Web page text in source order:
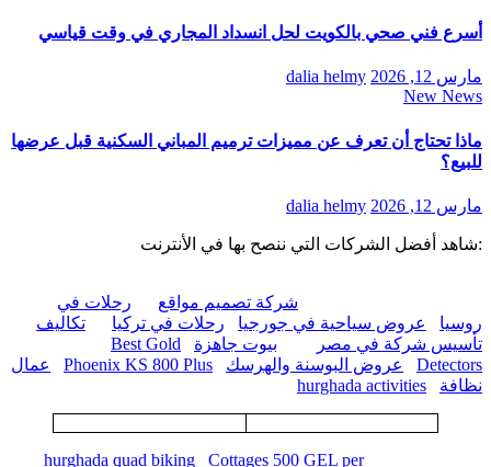
أسرع فني صحي بالكويت لحل انسداد المجاري في وقت قياسي
مارس 12, 2026
dalia helmy
New News
ماذا تحتاج أن تعرف عن مميزات ترميم المباني السكنية قبل عرضها
للبيع؟
مارس 12, 2026 dalia helmy
:شاهد أفضل الشركات التي ننصح بها في الأنترنت
شركة تصميم مواقع
رحلات في
روسيا
عروض سياحية في جورجيا رحلات في تركيا
تكاليف
تأسيس شركة في مصر
بيوت جاهزة
Best Gold
Detectors
عروض البوسنة والهرسك Phoenix KS 800 Plus
عمال
نظافة
hurghada activities
hurghada quad biking Cottages 500 GEL per